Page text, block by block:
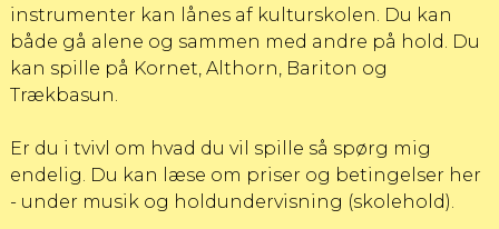
instrumenter kan lånes af kulturskolen. Du kan
både gå alene og sammen med andre på hold. Du
kan spille på Kornet, Althorn, Bariton og
Trækbasun.
Er du i tvivl om hvad du vil spille så spørg mig
endelig. Du kan læse om priser og betingelser her
- under musik og holdundervisning (skolehold).